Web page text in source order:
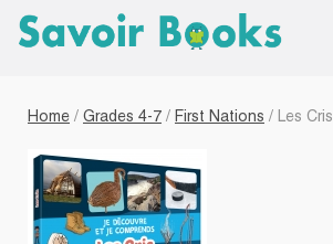
Home / Grades 4-7 / First Nations / Les Cris